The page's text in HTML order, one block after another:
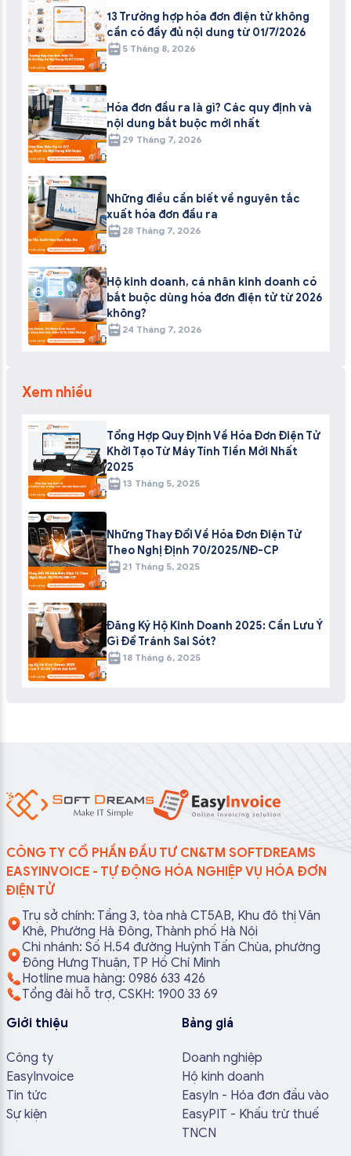
13 Trường hợp hóa đơn điện tử không
cần có đầy đủ nội dung từ 01/7/2026
5 Tháng 8, 2026
Hóa đơn đầu ra là gì? Các quy định và
nội dung bắt buộc mới nhất
29 Tháng 7, 2026
Những điều cần biết về nguyên tắc
xuất hóa đơn đầu ra
28 Tháng 7, 2026
Hộ kinh doanh, cá nhân kinh doanh có
bắt buộc dùng hóa đơn điện tử từ 2026
không?
24 Tháng 7, 2026
Xem nhiều
Tổng Hợp Quy Định Về Hóa Đơn Điện Tử
Khởi Tạo Từ Máy Tính Tiền Mới Nhất
2025
13 Tháng 5, 2025
Những Thay Đổi Về Hóa Đơn Điện Tử
Theo Nghị Định 70/2025/NĐ-CP
21 Tháng 5, 2025
Đăng Ký Hộ Kinh Doanh 2025: Cần Lưu Ý
Gì Để Tránh Sai Sót?
18 Tháng 6, 2025
CÔNG TY CỔ PHẦN ĐẦU TƯ CN&TM SOFTDREAMS
EASYINVOICE - TỰ ĐỘNG HÓA NGHIỆP VỤ HÓA ĐƠN
ĐIỆN TỬ
Trụ sở chính: Tầng 3, tòa nhà CT5AB, Khu đô thị Văn
Khê, Phường Hà Đông, Thành phố Hà Nội
Chi nhánh: Số H.54 đường Huỳnh Tấn Chùa, phường
Đông Hưng Thuận, TP Hồ Chí Minh
Hotline mua hàng: 0986 633 426
Tổng đài hỗ trợ, CSKH: 1900 33 69
Giới thiệu
Công ty
EasyInvoice
Tin tức
Sự kiện
Bảng giá
Doanh nghiệp
Hộ kinh doanh
EasyIn - Hóa đơn đầu vào
EasyPIT - Khấu trừ thuế
TNCN